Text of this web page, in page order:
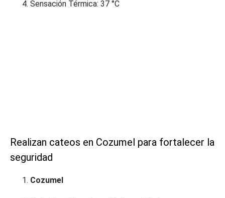
Sensación Térmica: 37 °C
Realizan cateos en Cozumel para fortalecer la
seguridad
Cozumel